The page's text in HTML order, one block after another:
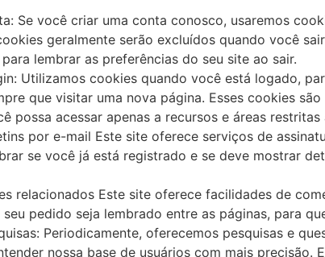
Se você criar uma conta conosco, usaremos
geralmente serão excluídos quando você
lembrar as preferências do seu site ao sair.
Utilizamos cookies quando você está logado,
que visitar uma nova página. Esses cookies
possa acessar apenas a recursos e áreas
por e-mail Este site oferece serviços de
se você já está registrado e se deve mostrar
relacionados Este site oferece facilidades de
pedido seja lembrado entre as páginas, para
Periodicamente, oferecemos pesquisas e
nossa base de usuários com mais precisão.